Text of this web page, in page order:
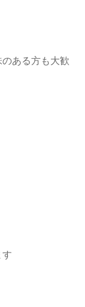
ある方も大歓
す